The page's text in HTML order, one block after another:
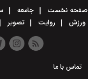
صفحه نخست جامعه
ورزش
روایت تصویر
تماس با ما